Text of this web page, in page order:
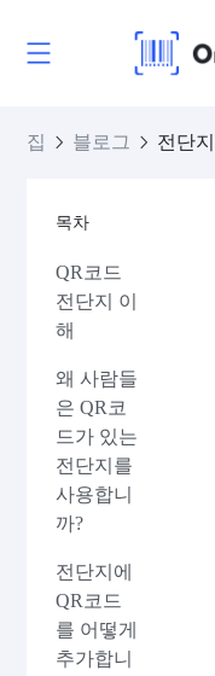
집 블로그
목차
QR코드
전단지 이
해
왜 사람들
은 QR코
드가 있는
전단지를
사용합니
까?
전단지에
QR코드
를 어떻게
추가합니